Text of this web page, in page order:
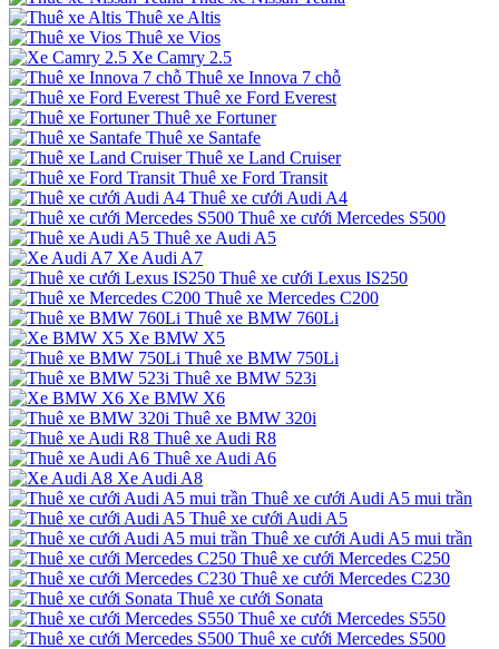
Thuê xe Altis
Thuê xe Vios
Xe Camry 2.5
Thuê xe Innova 7 chỗ
Thuê xe Ford Everest
Thuê xe Fortuner
Thuê xe Santafe
Thuê xe Land Cruiser
Thuê xe Ford Transit
Thuê xe cưới Audi A4
Thuê xe cưới Mercedes S500
Thuê xe Audi A5
Xe Audi A7
Thuê xe cưới Lexus IS250
Thuê xe Mercedes C200
Thuê xe BMW 760Li
Xe BMW X5
Thuê xe BMW 750Li
Thuê xe BMW 523i
Xe BMW X6
Thuê xe BMW 320i
Thuê xe Audi R8
Thuê xe Audi A6
Xe Audi A8
Thuê xe cưới Audi A5 mui trần
Thuê xe cưới Audi A5
Thuê xe cưới Audi A5 mui trần
Thuê xe cưới Mercedes C250
Thuê xe cưới Mercedes C230
Thuê xe cưới Sonata
Thuê xe cưới Mercedes S550
Thuê xe cưới Mercedes S500